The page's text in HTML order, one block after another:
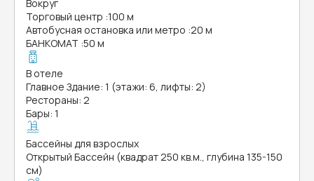
Вокруг
Торговый центр :100 м
Автобусная остановка или метро :20 м
БАНКОМАТ :50 м
В отеле
Главное Здание: 1 (этажи: 6, лифты: 2)
Рестораны: 2
Бары: 1
Бассейны для взрослых
Открытый Бассейн (квадрат 250 кв.м., глубина 135-150
см)